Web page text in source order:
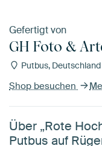
Gefertigt von
GH Foto &
Putbus, Deutschland
Shop besuchen
Über „Rote
Putbus auf